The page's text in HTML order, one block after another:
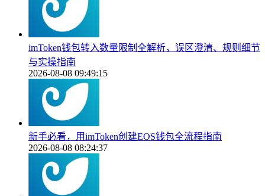
imToken钱包转入数量限制全解析，误区澄清、规则细节
与实操指南
2026-08-08 09:49:15
新手必看，用imToken创建EOS钱包全流程指南
2026-08-08 08:24:37